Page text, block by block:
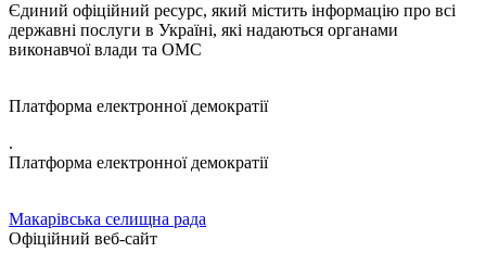
Єдиний офіційний ресурс, який містить інформацію про всі
державні послуги в Україні, які надаються органами
виконавчої влади та ОМС
Платформа електронної демократії
.
Платформа електронної демократії
Макарівська селищна рада
Офіційний веб-сайт